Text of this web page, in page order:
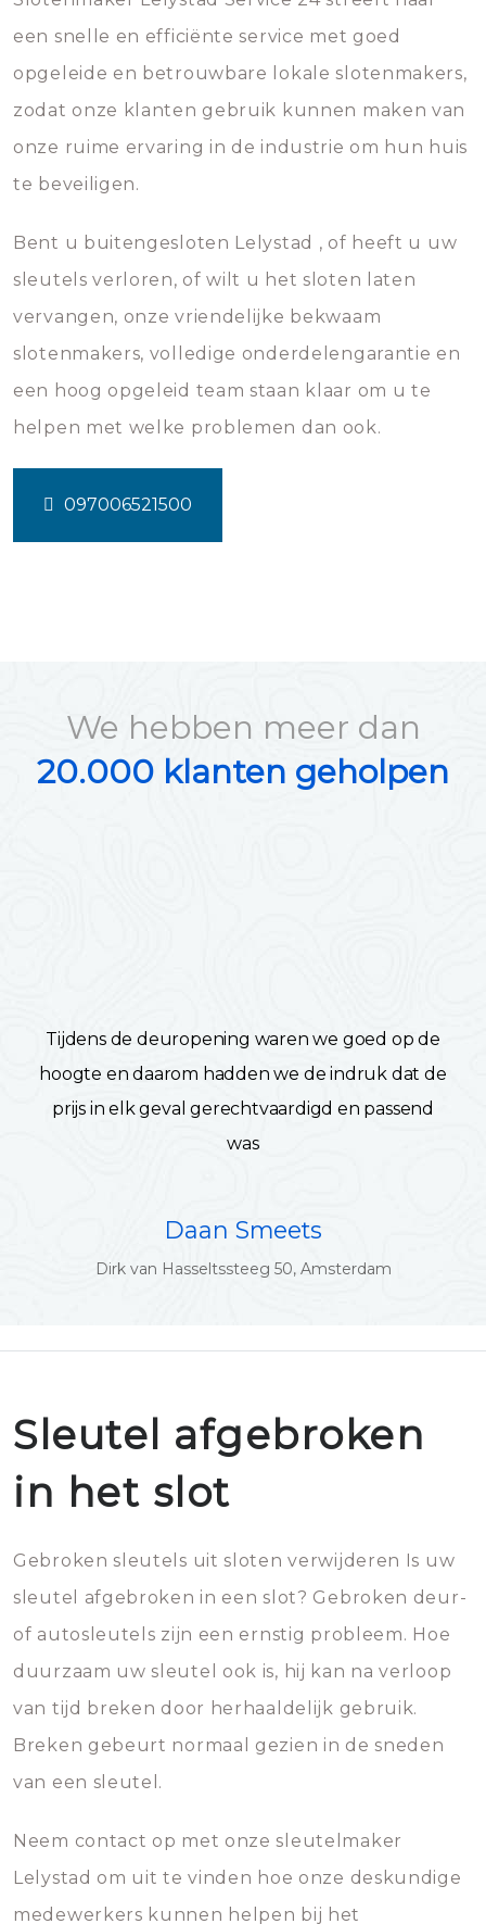
een snelle en efficiënte service met goed
opgeleide en betrouwbare lokale slotenmakers,
zodat onze klanten gebruik kunnen maken van
onze ruime ervaring in de industrie om hun huis
te beveiligen.
Bent u buitengesloten Lelystad , of heeft u uw
sleutels verloren, of wilt u het sloten laten
vervangen, onze vriendelijke bekwaam
slotenmakers, volledige onderdelengarantie en
een hoog opgeleid team staan klaar om u te
helpen met welke problemen dan ook.
097006521500
We hebben meer dan
20.000 klanten geholpen
Tijdens de deuropening waren we goed op de
hoogte en daarom hadden we de indruk dat de
prijs in elk geval gerechtvaardigd en passend
was
Daan Smeets
Dirk van Hasseltssteeg 50, Amsterdam
Sleutel afgebroken
in het slot
Gebroken sleutels uit sloten verwijderen Is uw
sleutel afgebroken in een slot? Gebroken deur-
of autosleutels zijn een ernstig probleem. Hoe
duurzaam uw sleutel ook is, hij kan na verloop
van tijd breken door herhaaldelijk gebruik.
Breken gebeurt normaal gezien in de sneden
van een sleutel.
Neem contact op met onze sleutelmaker
Lelystad om uit te vinden hoe onze deskundige
medewerkers kunnen helpen bij het